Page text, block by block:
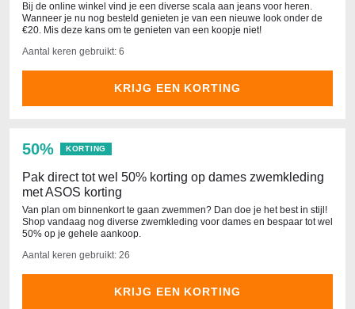
Bij de online winkel vind je een diverse scala aan jeans voor heren.
Wanneer je nu nog besteld genieten je van een nieuwe look onder de
€20. Mis deze kans om te genieten van een koopje niet!
Aantal keren gebruikt: 6
KRIJG EEN KORTING
50% KORTING
Pak direct tot wel 50% korting op dames zwemkleding
met ASOS korting
Van plan om binnenkort te gaan zwemmen? Dan doe je het best in stijl!
Shop vandaag nog diverse zwemkleding voor dames en bespaar tot wel
50% op je gehele aankoop.
Aantal keren gebruikt: 26
KRIJG EEN KORTING